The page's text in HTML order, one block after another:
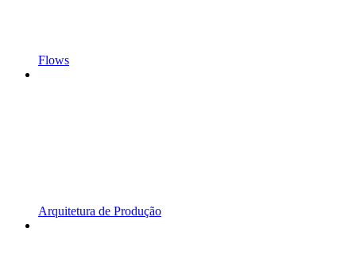
Flows
Arquitetura de Produção